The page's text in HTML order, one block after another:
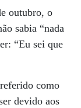
outubro, o
sabia “nada
“Eu sei que
como
devido aos